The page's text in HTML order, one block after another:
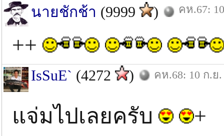
นายชักช้า (9999 ) คห.67:
++
IsSuE` (4272 ) คห.68: 10 ก.ย.
แจ่มไปเลยครับ +